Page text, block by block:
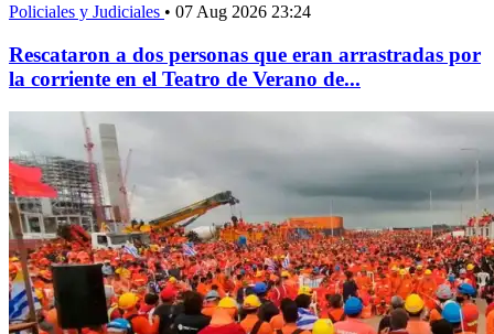
Policiales y Judiciales • 07 Aug 2026 23:24
Rescataron a dos personas que eran arrastradas por
la corriente en el Teatro de Verano de...